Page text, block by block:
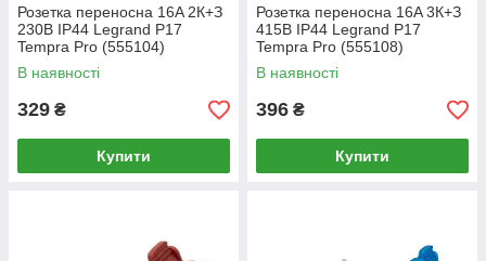
Розетка переносна 16A 2К+З
230В IP44 Legrand P17
Tempra Pro (555104)
В наявності
329 ₴
Купити
Розетка переносна 16A 3К+З
415В IP44 Legrand P17
Tempra Pro (555108)
В наявності
396 ₴
Купити